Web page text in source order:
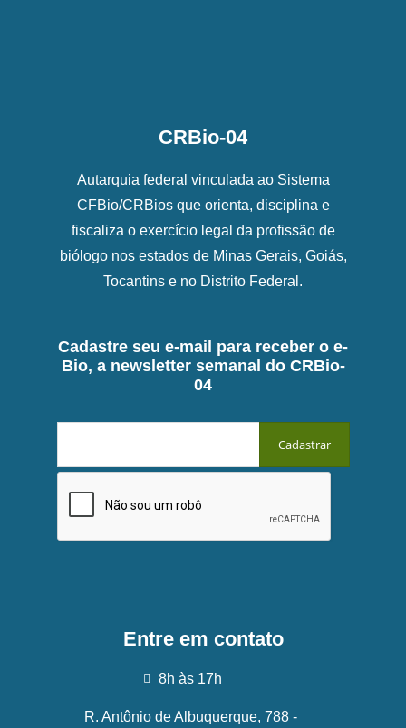
CRBio-04
Autarquia federal vinculada ao Sistema
CFBio/CRBios que orienta, disciplina e
fiscaliza o exercício legal da profissão de
biólogo nos estados de Minas Gerais, Goiás,
Tocantins e no Distrito Federal.
Cadastre seu e-mail para receber o e-
Bio, a newsletter semanal do CRBio-
04
Entre em contato
8h às 17h
R. Antônio de Albuquerque, 788 -